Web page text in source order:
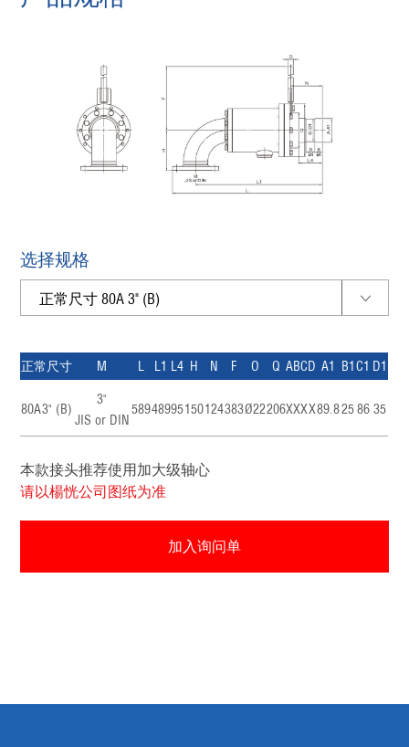
选择规格
正常尺寸 M L L1 L4 H N F O Q ABCD A1 B1C1 D1
80A3" (B)
3"
JIS or DIN
58948995150124383Ø22206XXXX89.82586 35
本款接头推荐使用加大级轴心
请以楊恍公司图纸为准
加入询问单